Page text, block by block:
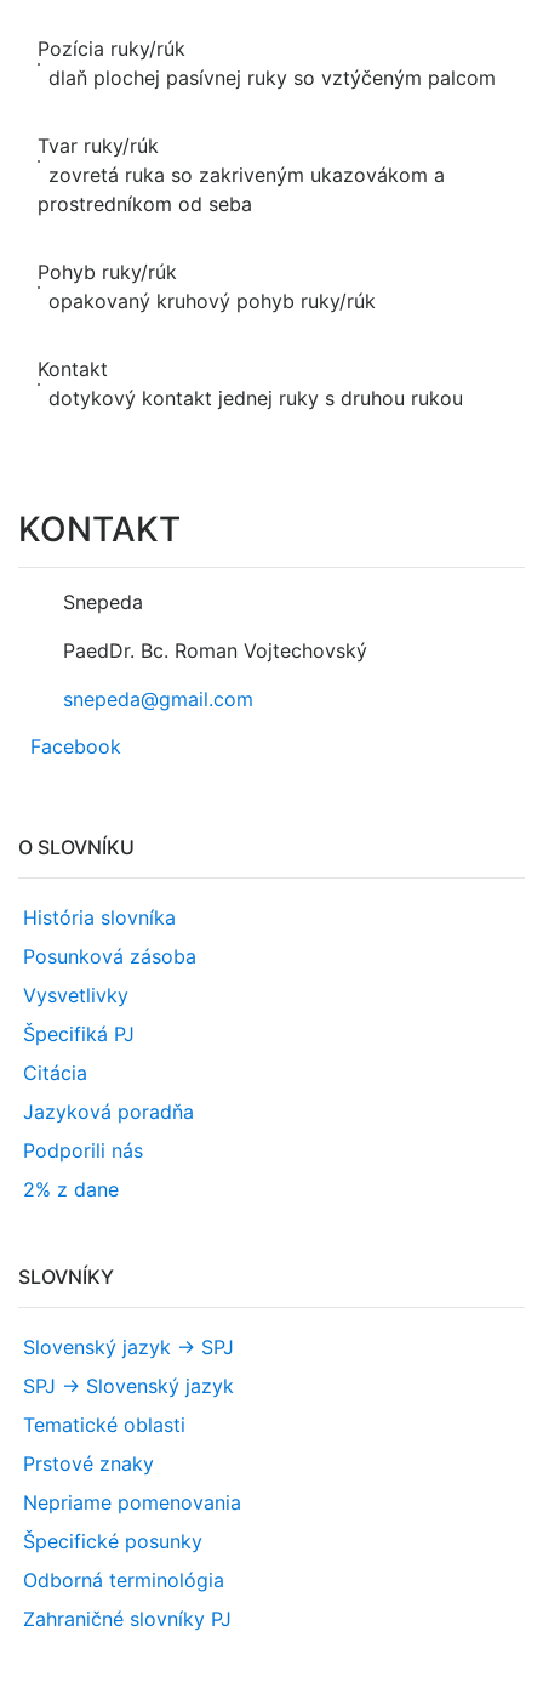
Pozícia ruky/rúk
dlaň plochej pasívnej ruky so vztýčeným palcom
Tvar ruky/rúk
zovretá ruka so zakriveným ukazovákom a
prostredníkom od seba
Pohyb ruky/rúk
opakovaný kruhový pohyb ruky/rúk
Kontakt
dotykový kontakt jednej ruky s druhou rukou
KONTAKT
Snepeda
PaedDr. Bc. Roman Vojtechovský
snepeda@gmail.com
Facebook
O SLOVNÍKU
História slovníka
Posunková zásoba
Vysvetlivky
Špecifiká PJ
Citácia
Jazyková poradňa
Podporili nás
2% z dane
SLOVNÍKY
Slovenský jazyk -> SPJ
SPJ -> Slovenský jazyk
Tematické oblasti
Prstové znaky
Nepriame pomenovania
Špecifické posunky
Odborná terminológia
Zahraničné slovníky PJ